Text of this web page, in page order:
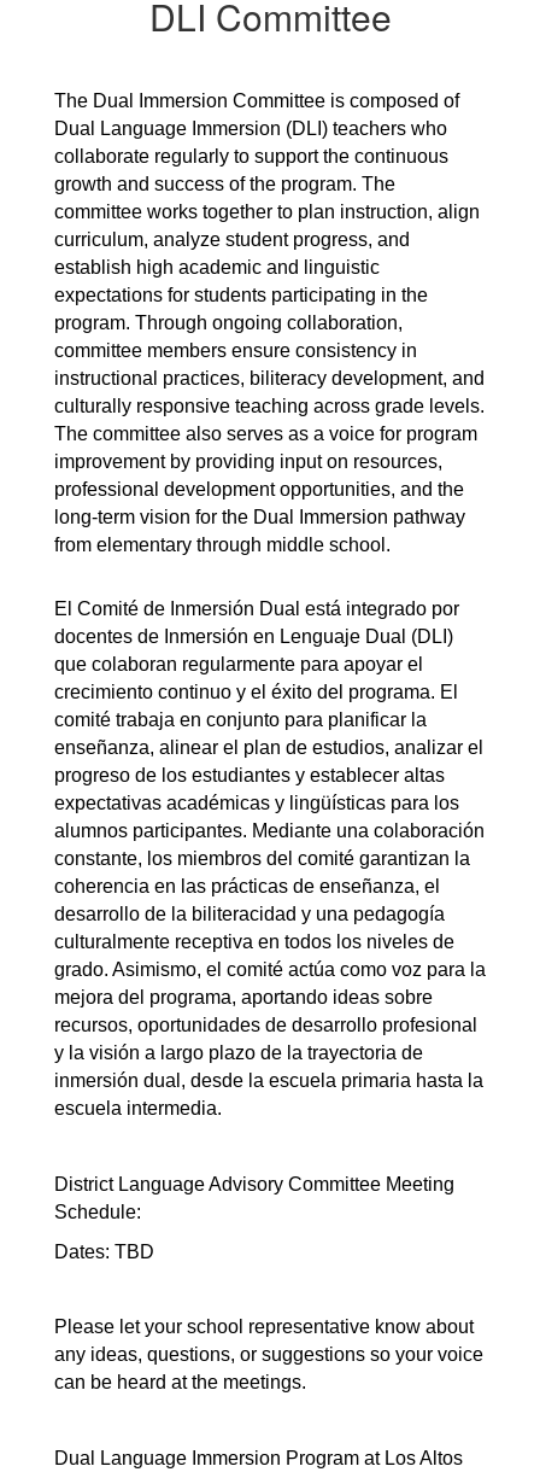
DLI Committee
The Dual Immersion Committee is composed of
Dual Language Immersion (DLI) teachers who
collaborate regularly to support the continuous
growth and success of the program. The
committee works together to plan instruction, align
curriculum, analyze student progress, and
establish high academic and linguistic
expectations for students participating in the
program. Through ongoing collaboration,
committee members ensure consistency in
instructional practices, biliteracy development, and
culturally responsive teaching across grade levels.
The committee also serves as a voice for program
improvement by providing input on resources,
professional development opportunities, and the
long-term vision for the Dual Immersion pathway
from elementary through middle school.
El Comité de Inmersión Dual está integrado por
docentes de Inmersión en Lenguaje Dual (DLI)
que colaboran regularmente para apoyar el
crecimiento continuo y el éxito del programa. El
comité trabaja en conjunto para planificar la
enseñanza, alinear el plan de estudios, analizar el
progreso de los estudiantes y establecer altas
expectativas académicas y lingüísticas para los
alumnos participantes. Mediante una colaboración
constante, los miembros del comité garantizan la
coherencia en las prácticas de enseñanza, el
desarrollo de la biliteracidad y una pedagogía
culturalmente receptiva en todos los niveles de
grado. Asimismo, el comité actúa como voz para la
mejora del programa, aportando ideas sobre
recursos, oportunidades de desarrollo profesional
y la visión a largo plazo de la trayectoria de
inmersión dual, desde la escuela primaria hasta la
escuela intermedia.
District Language Advisory Committee Meeting
Schedule:
Dates: TBD
Please let your school representative know about
any ideas, questions, or suggestions so your voice
can be heard at the meetings.
Dual Language Immersion Program at Los Altos